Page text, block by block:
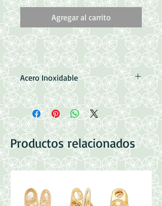
Agregar al carrito
Acero Inoxidable
Medidas: 3x6x4mm
Perforacion: 0.7mm
Dorado : 20 unidades por paquete
Plateado: 40 unidades por paquete
Productos relacionados